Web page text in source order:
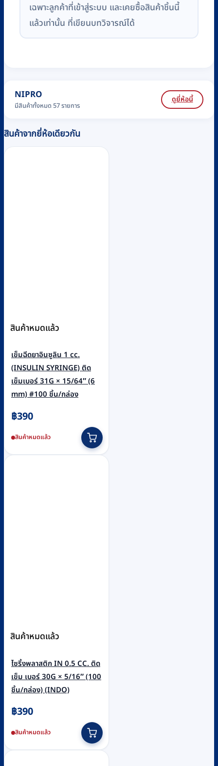
เฉพาะลูกค้าที่เข้าสู่ระบบ และเคยซื้อสินค้าชิ้นนี้
แล้วเท่านั้น ที่เขียนบทวิจารณ์ได้
NIPRO
มีสินค้าทั้งหมด 57 รายการ
ดูยี่ห้อนี้
สินค้าจากยี่ห้อเดียวกัน
สินค้าหมดแล้ว
เข็มฉีดยาอินซูลิน 1 cc.
(INSULIN SYRINGE) ติด
เข็มเบอร์ 31G × 15/64″ (6
mm) #100 ชิ้น/กล่อง
฿390
สินค้าหมดแล้ว
สินค้าหมดแล้ว
ไซริ้งพลาสติก IN 0.5 CC. ติด
เข็ม เบอร์ 30G × 5/16″ (100
ชิ้น/กล่อง) (INDO)
฿390
สินค้าหมดแล้ว